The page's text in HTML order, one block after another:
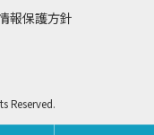
報保護方針
Reserved.